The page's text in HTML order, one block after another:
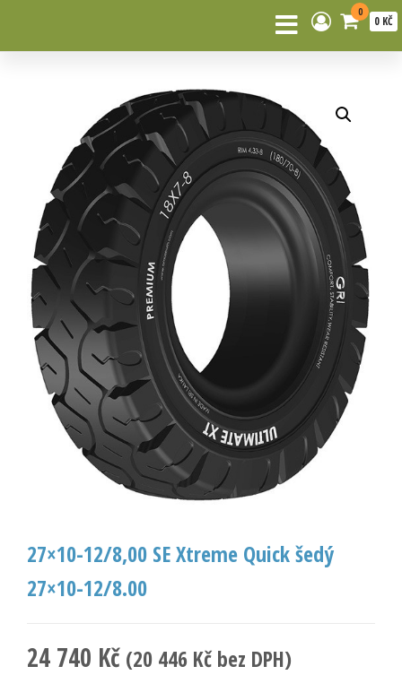
0
0 KČ
27×10-12/8,00 SE Xtreme Quick šedý
27×10-12/8.00
24 740 Kč (20 446 Kč bez DPH)